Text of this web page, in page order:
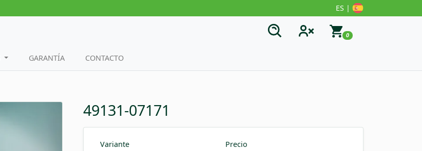
ES |
0
GARANTÍA CONTACTO
49131-07171
Variante Precio